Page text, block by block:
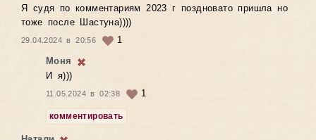
Я судя по комментариям 2023 г поздновато пришла но
тоже после Шастуна))))
29.04.2024 в 20:56
1
Моня
И я)))
11.05.2024 в 02:38 1
комментировать